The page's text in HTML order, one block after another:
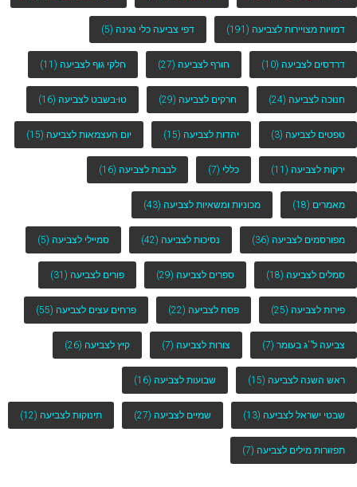
דמויות מצויירות לצביעה (191) דפי צביעה כלי נגינה (5)
דרדסים לצביעה (10) חורף לצביעה (27) חלקי גוף לצביעה (11)
חנוכה לצביעה (24) חרקים לצביעה (29) טו-בשבט לצביעה (16)
טפטים לצביעה (3) יהדות לצביעה (15) יום העצמאות לצביעה (15)
ירקות לצביעה (11) כללי (7) לבבות לצביעה (16)
מאמרים (18) מכוניות ומשאיות לצביעה (43)
מפורסמים לצביעה (36) נסיכות לצביעה (42) סמיילי לצביעה (5)
סמלים לצביעה (18) ספרים לצביעה (29) פורים לצביעה (31)
פירות לצביעה (25) פסח לצביעה (22) פרחים עצים לצביעה (55)
צביעה ל''ג בעומר (7) צורות לצביעה (7) קיץ לצביעה (26)
ראש השנה לצביעה (15) שבועות לצביעה (16)
שבטי ישראל לצביעה (13) שמיים לצביעה (27) תינוקות לצביעה (12)
תפזורות מילים לצביעה (7)